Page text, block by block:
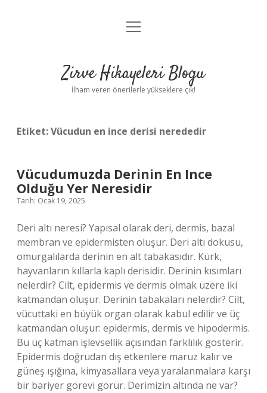
Anasayfa
Yasal Uyarı
menüyü
Zirve Hikayeleri Blogu
İlham veren önerilerle yükseklere çık!
Etiket:Vücudun en ince derisi nerededir
Vücudumuzda Derinin En Ince
Olduğu Yer Neresidir
Tarih: Ocak 19, 2025
Deri altı neresi? Yapısal olarak deri, dermis, bazal
membran ve epidermisten oluşur. Deri altı dokusu,
omurgalılarda derinin en alt tabakasıdır. Kürk,
hayvanların kıllarla kaplı derisidir. Derinin kısımları
nelerdir? Cilt, epidermis ve dermis olmak üzere iki
katmandan oluşur. Derinin tabakaları nelerdir? Cilt,
vücuttaki en büyük organ olarak kabul edilir ve üç
katmandan oluşur: epidermis, dermis ve hipodermis.
Bu üç katman işlevsellik açısından farklılık gösterir.
Epidermis doğrudan dış etkenlere maruz kalır ve
güneş ışığına, kimyasallara veya yaralanmalara karşı
bir bariyer görevi görür. Derimizin altında ne var?